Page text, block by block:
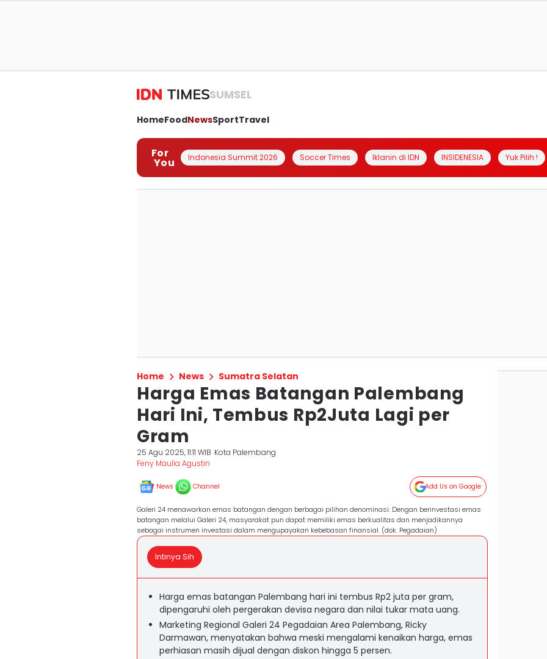
SUMSEL
HomeFoodNewsSportTravel
For
You Indonesia Summit 2026 Soccer Times Iklanin di IDN INSIDENESIA Yuk Pilih !
Home News Sumatra Selatan
Harga Emas Batangan Palembang
Hari Ini, Tembus Rp2Juta Lagi per
Gram
25 Agu 2025, 11:11 WIB Kota Palembang
Feny Maulia Agustin
News Channel Add Us on Google
Galeri 24 menawarkan emas batangan dengan berbagai pilihan denominasi. Dengan berinvestasi emas
batangan melalui Galeri 24, masyarakat pun dapat memiliki emas berkualitas dan menjadikannya
sebagai instrumen investasi dalam mengupayakan kebebasan finansial. (dok. Pegadaian)
Intinya Sih
Harga emas batangan Palembang hari ini tembus Rp2 juta per gram,
dipengaruhi oleh pergerakan devisa negara dan nilai tukar mata uang.
Marketing Regional Galeri 24 Pegadaian Area Palembang, Ricky
Darmawan, menyatakan bahwa meski mengalami kenaikan harga, emas
perhiasan masih dijual dengan diskon hingga 5 persen.